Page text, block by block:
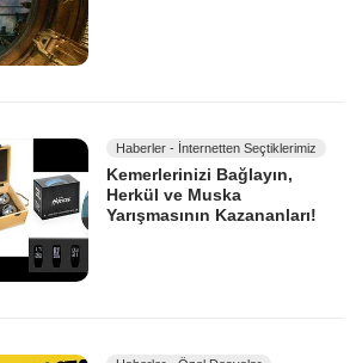
Haberler - İnternetten Seçtiklerimiz
Kemerlerinizi Bağlayın,
Herkül ve Muska
Yarışmasının Kazananları!